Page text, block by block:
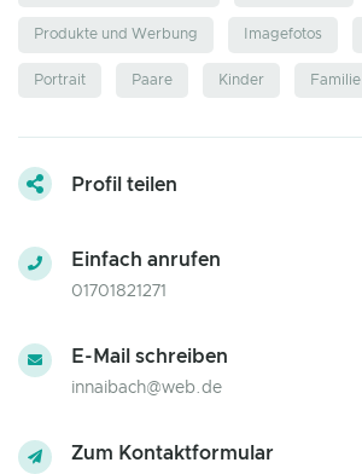
Produkte und Werbung Imagefotos
Portrait Paare Kinder Familie
Profil teilen
Einfach anrufen
01701821271
E-Mail schreiben
innaibach@web.de
Zum Kontaktformular